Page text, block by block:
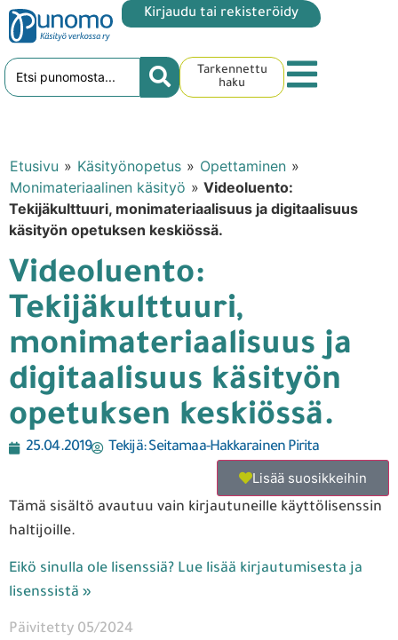
Kirjaudu tai rekisteröidy
Tarkennettu
haku
Etusivu » Käsityönopetus » Opettaminen »
Monimateriaalinen käsityö » Videoluento:
Tekijäkulttuuri, monimateriaalisuus ja digitaalisuus
käsityön opetuksen keskiössä.
Videoluento:
Tekijäkulttuuri,
monimateriaalisuus ja
digitaalisuus käsityön
opetuksen keskiössä.
25.04.2019 Tekijä:Seitamaa-Hakkarainen Pirita
Lisää suosikkeihin
Tämä sisältö avautuu vain kirjautuneille käyttölisenssin
haltijoille.
Eikö sinulla ole lisenssiä? Lue lisää kirjautumisesta ja
lisenssistä »
Päivitetty 05/2024